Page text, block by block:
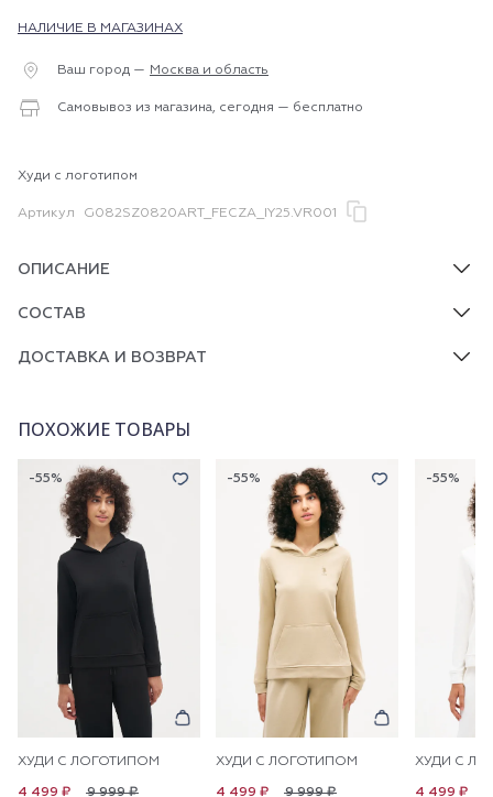
НАЛИЧИЕ В МАГАЗИНАХ
Ваш город — Москва и область
Самовывоз из магазина, сегодня — бесплатно
Худи с логотипом
Артикул G082SZ0820ART_FECZA_IY25.VR001
ОПИСАНИЕ
СОСТАВ
ДОСТАВКА И ВОЗВРАТ
ПОХОЖИЕ ТОВАРЫ
-55%
ХУДИ С ЛОГОТИПОМ
9 999 ₽
4 499 ₽
-55%
ХУДИ С ЛОГОТИПОМ
9 999 ₽
4 499 ₽
-55%
ХУДИ С
4 499 ₽